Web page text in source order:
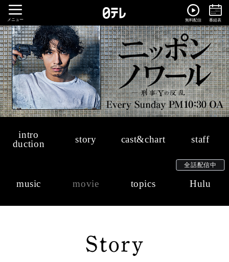
メニュー 無料配信 番組表
intro
duction
story cast&chart staff
music movie topics Hulu
全話配信中